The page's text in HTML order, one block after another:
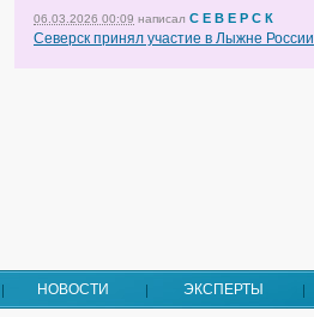
06.03.2026 00:09 написал С Е В Е Р С К
Северск принял участие в Лыжне России
НОВОСТИ ЭКСПЕРТЫ